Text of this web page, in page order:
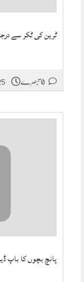
ٹرین کی ٹکر سے
پانچ بچوں کا باپ